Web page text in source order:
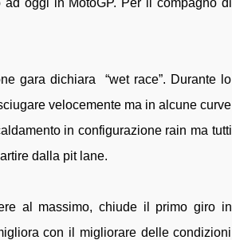
gara dichiara “wet race”. Durante lo
velocemente ma in alcune curve
in configurazione rain ma tutti
dalla pit lane.
al massimo, chiude il primo giro in
con il migliorare delle condizioni